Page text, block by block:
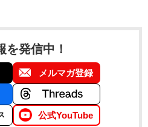
を発信中！
メルマガ登録
公式YouTube